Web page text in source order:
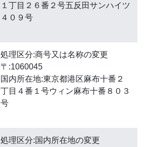
１丁目２６番２号五反田サンハイツ
４０９号
処理区分:商号又は名称の変更
〒:1060045
国内所在地:東京都港区麻布十番２
丁目４番１号ウィン麻布十番８０３
号
処理区分:国内所在地の変更